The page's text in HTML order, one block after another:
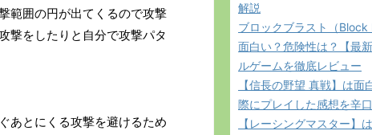
範囲の円が出てくるので攻撃
撃をしたりと自分で攻撃パタ
あとにくる攻撃を避けるため
解説
ブロックブラスト（Block
面白い？危険性は？【最
ルゲームを徹底レビュー
【信長の野望 真戦】は面
際にプレイした感想を辛
【レーシングマスター】